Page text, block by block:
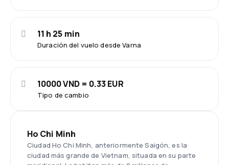
Duración del vuelo desde Varna
11 h 25 min
Tipo de cambio
10000 VND = 0.33 EUR
Ho Chi Minh
Ciudad Ho Chi Minh, anteriormente Saigón, es la
ciudad más grande de Vietnam, situada en su parte